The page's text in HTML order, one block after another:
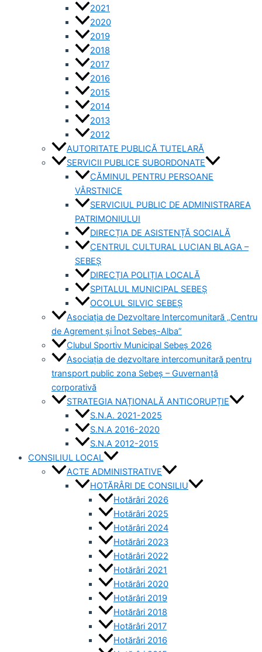
2021
2020
2019
2018
2017
2016
2015
2014
2013
2012
AUTORITATE PUBLICĂ TUTELARĂ
SERVICII PUBLICE SUBORDONATE
CĂMINUL PENTRU PERSOANE
VÂRSTNICE
SERVICIUL PUBLIC DE ADMINISTRAREA
PATRIMONIULUI
DIRECȚIA DE ASISTENȚĂ SOCIALĂ
CENTRUL CULTURAL LUCIAN BLAGA –
SEBEȘ
DIRECȚIA POLIȚIA LOCALĂ
SPITALUL MUNICIPAL SEBEȘ
OCOLUL SILVIC SEBEȘ
Asociația de Dezvoltare Intercomunitară „Centru
de Agrement și Înot Sebeș-Alba”
Clubul Sportiv Municipal Sebeș 2026
Asociația de dezvoltare intercomunitară pentru
transport public zona Sebeș – Guvernanță
corporativă
STRATEGIA NAȚIONALĂ ANTICORUPȚIE
S.N.A. 2021-2025
S.N.A 2016-2020
S.N.A 2012-2015
CONSILIUL LOCAL
ACTE ADMINISTRATIVE
HOTĂRÂRI DE CONSILIU
Hotărâri 2026
Hotărâri 2025
Hotărâri 2024
Hotărâri 2023
Hotărâri 2022
Hotărâri 2021
Hotărâri 2020
Hotărâri 2019
Hotărâri 2018
Hotărâri 2017
Hotărâri 2016